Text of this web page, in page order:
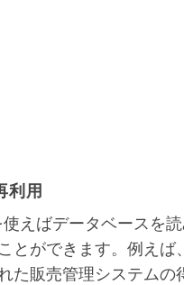
利用
えばデータベースを
とができます。例えば
た販売管理システムの